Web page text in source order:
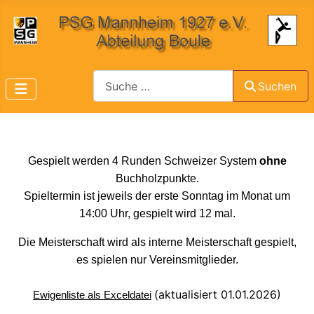
Suchen
Gespielt werden 4 Runden Schweizer System ohne
Buchholzpunkte.
Spieltermin ist jeweils der erste Sonntag im Monat um
14:00 Uhr, gespielt wird 12 mal.
Die Meisterschaft wird als interne Meisterschaft gespielt,
es spielen nur Vereinsmitglieder.
Ewigenliste als Exceldatei (aktualisiert 01.01.2026)